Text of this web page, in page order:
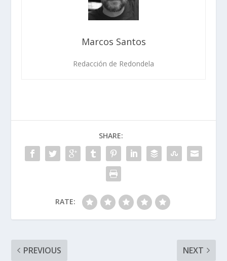
Marcos Santos
Redacción de Redondela
SHARE:
RATE:
PREVIOUS NEXT